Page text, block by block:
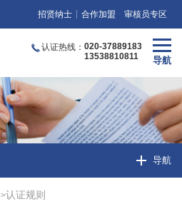
招贤纳士 合作加盟 审核员专区
认证热线： 020-37889183
13538810811
>认证规则